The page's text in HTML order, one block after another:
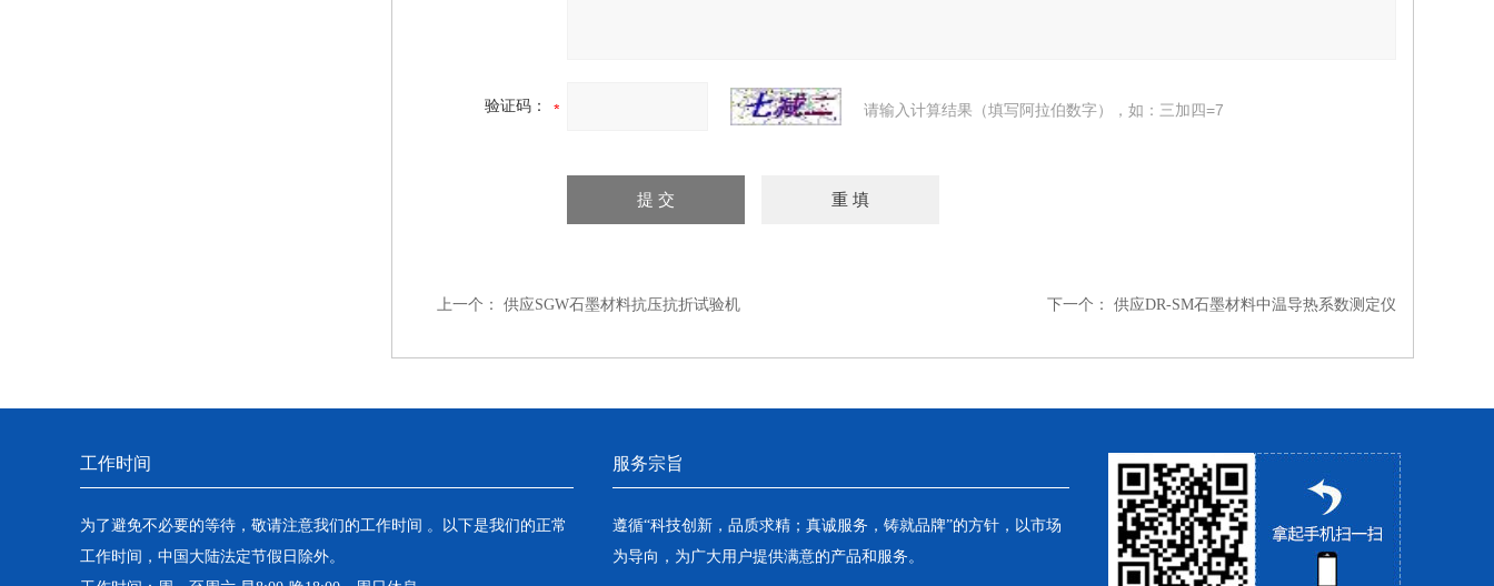
验证码： 请输入计算结果（填写阿拉伯数字），如：三加四=7
上一个： 供应SGW石墨材料抗压抗折试验机 下一个： 供应DR-SM石墨材料中温导热系数测定仪
工作时间
为了避免不必要的等待，敬请注意我们的工作时间 。以下是我们的正常
工作时间，中国大陆法定节假日除外。
服务宗旨
遵循“科技创新，品质求精；真诚服务，铸就品牌”的方针，以市场
为导向，为广大用户提供满意的产品和服务。